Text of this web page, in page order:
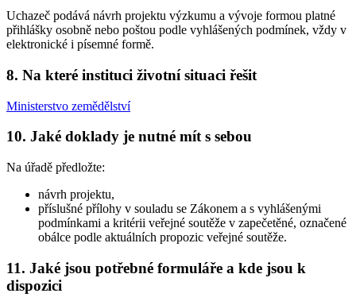
Uchazeč podává návrh projektu výzkumu a vývoje formou platné
přihlášky osobně nebo poštou podle vyhlášených podmínek, vždy v
elektronické i písemné formě.
8. Na které instituci životní situaci řešit
Ministerstvo zemědělství
10. Jaké doklady je nutné mít s sebou
Na úřadě předložte:
návrh projektu,
příslušné přílohy v souladu se Zákonem a s vyhlášenými
podmínkami a kritérii veřejné soutěže v zapečetěné, označené
obálce podle aktuálních propozic veřejné soutěže.
11. Jaké jsou potřebné formuláře a kde jsou k
dispozici